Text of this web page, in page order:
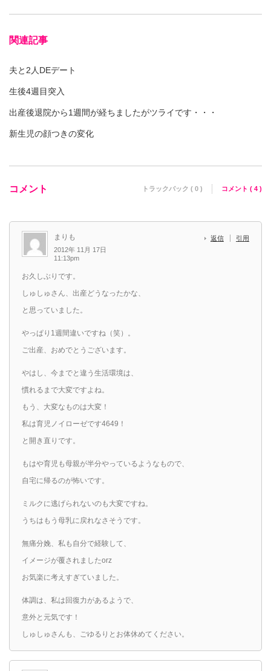
関連記事
夫と2人DEデート
生後4週目突入
出産後退院から1週間が経ちましたがツライです・・・
新生児の顔つきの変化
コメント トラックバック ( 0 ) コメント ( 4 )
まりも
2012年 11月 17日
11:13pm
返信 引用
お久しぶりです。
しゅしゅさん、出産どうなったかな、
と思っていました。
やっぱり1週間違いですね（笑）。
ご出産、おめでとうございます。
やはし、今までと違う生活環境は、
慣れるまで大変ですよね。
もう、大変なものは大変！
私は育児ノイローゼです4649！
と開き直りです。
もはや育児も母親が半分やっているようなもので、
自宅に帰るのが怖いです。
ミルクに逃げられないのも大変ですね。
うちはもう母乳に戻れなさそうです。
無痛分娩、私も自分で経験して、
イメージが覆されましたorz
お気楽に考えすぎていました。
体調は、私は回復力があるようで、
意外と元気です！
しゅしゅさんも、ごゆるりとお体休めてください。